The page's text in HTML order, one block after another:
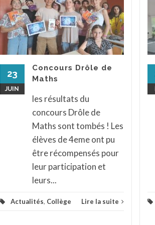
23
JUIN
Concours Drôle de
Maths
les résultats du
concours Drôle de
Maths sont tombés ! Les
élèves de 4eme ont pu
être récompensés pour
leur participation et
leurs...
Actualités, Collège Lire la suite